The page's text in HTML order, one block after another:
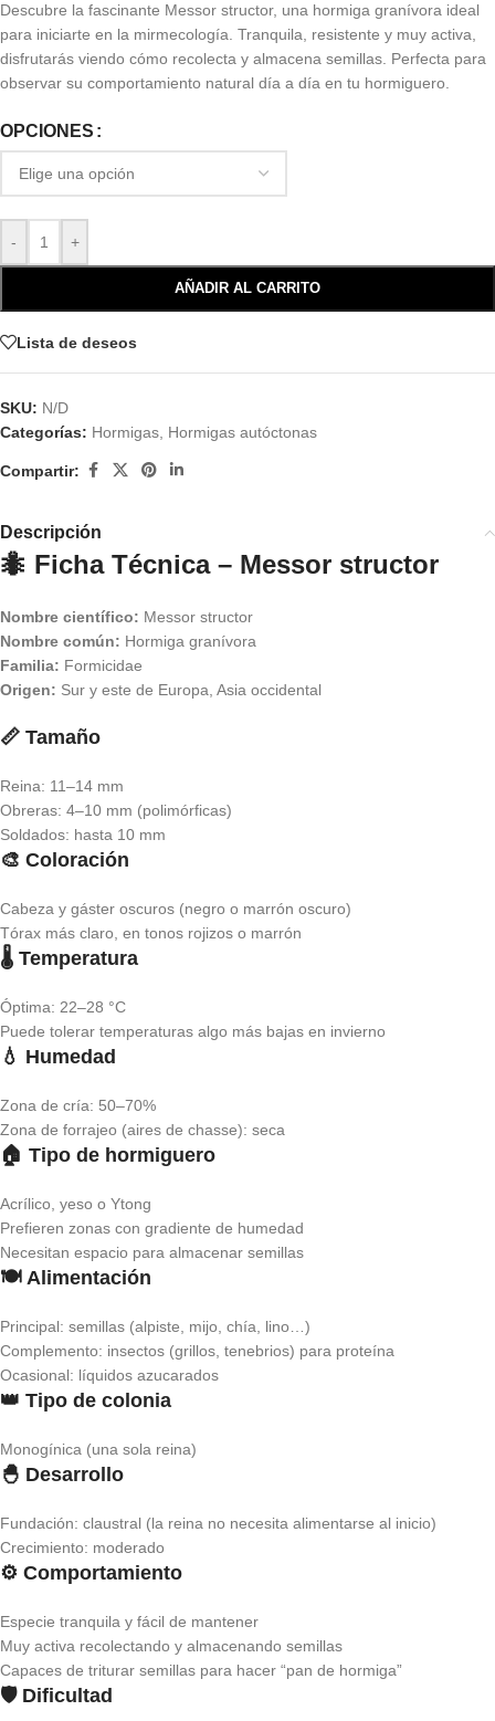
Descubre la fascinante Messor structor, una hormiga granívora ideal
para iniciarte en la mirmecología. Tranquila, resistente y muy activa,
disfrutarás viendo cómo recolecta y almacena semillas. Perfecta para
observar su comportamiento natural día a día en tu hormiguero.
OPCIONES
- +
AÑADIR AL CARRITO
Lista de deseos
SKU: N/D
Categorías: Hormigas Hormigas autóctonas
Compartir:
Descripción
🐜 Ficha Técnica – Messor structor
Nombre científico: Messor structor
Nombre común: Hormiga granívora
Familia: Formicidae
Origen: Sur y este de Europa, Asia occidental
📏 Tamaño
Reina: 11–14 mm
Obreras: 4–10 mm (polimórficas)
Soldados: hasta 10 mm
🎨 Coloración
Cabeza y gáster oscuros (negro o marrón oscuro)
Tórax más claro, en tonos rojizos o marrón
🌡️ Temperatura
Óptima: 22–28 °C
Puede tolerar temperaturas algo más bajas en invierno
💧 Humedad
Zona de cría: 50–70%
Zona de forrajeo (aires de chasse): seca
🏠 Tipo de hormiguero
Acrílico, yeso o Ytong
Prefieren zonas con gradiente de humedad
Necesitan espacio para almacenar semillas
🍽️ Alimentación
Principal: semillas (alpiste, mijo, chía, lino…)
Complemento: insectos (grillos, tenebrios) para proteína
Ocasional: líquidos azucarados
👑 Tipo de colonia
Monogínica (una sola reina)
🐣 Desarrollo
Fundación: claustral (la reina no necesita alimentarse al inicio)
Crecimiento: moderado
⚙️ Comportamiento
Especie tranquila y fácil de mantener
Muy activa recolectando y almacenando semillas
Capaces de triturar semillas para hacer “pan de hormiga”
🛡️ Dificultad